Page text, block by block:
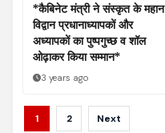
*कैबिनेट मंत्री ने संस्कृत के महान
विद्वान प्रधानाध्यापकों और
अध्यापकों का पुष्पगुच्छ व शॉल
ओढ़ाकर किया सम्मान*
3 years ago
Posts
1 2 Next